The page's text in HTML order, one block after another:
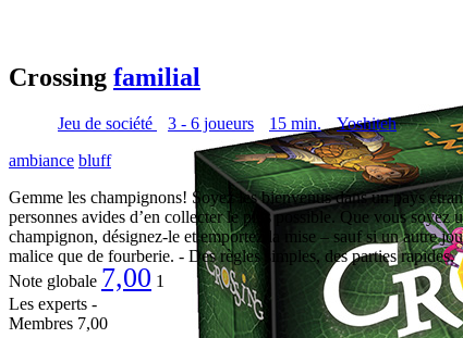
Crossing familial
Jeu de société 3 - 6 joueurs 15 min.
Yoshiteh
ambiance bluff
Gemme les champignons! Soyez les bienvenus dans un pays
personnes avides d’en collecter le plus possible. Que vous
champignon, désignez-le et emportez la mise – sauf si un autre
malice que de fourberie. - Des règles simples, des parties rapides.
Note globale 7,00 1
Les experts -
Membres 7,00